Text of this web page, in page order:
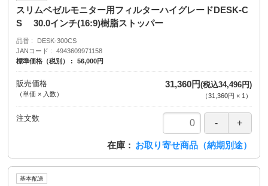
スリムベゼルモニター用フィルターハイグレードDESK-C
S 30.0インチ(16:9)樹脂ストッパー
品番
DESK-300CS
JANコード
4943609971158
標準価格（税別）
56,000円
販売価格
（単価 × 入数）
31,360円(税込34,496円)
（31,360円 × 1 ）
注文数
在庫 お取り寄せ商品（納期別途）
基本配送